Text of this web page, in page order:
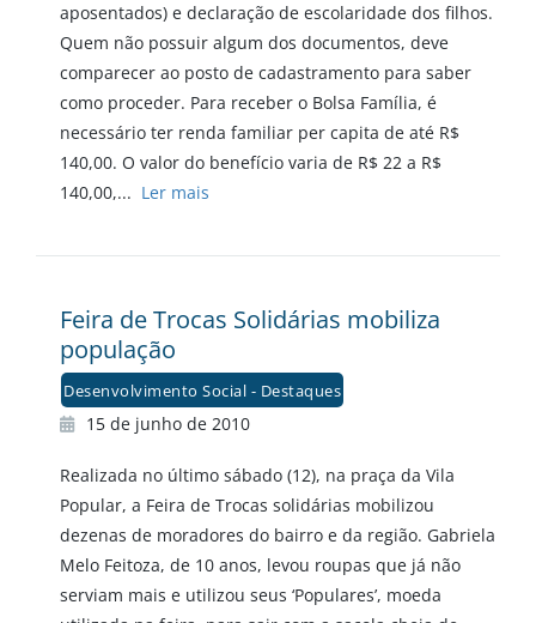
aposentados) e declaração de escolaridade dos filhos.
Quem não possuir algum dos documentos, deve
comparecer ao posto de cadastramento para saber
como proceder. Para receber o Bolsa Família, é
necessário ter renda familiar per capita de até R$
140,00. O valor do benefício varia de R$ 22 a R$
140,00,... Ler mais
Feira de Trocas Solidárias mobiliza
população
Desenvolvimento Social - Destaques
15 de junho de 2010
Realizada no último sábado (12), na praça da Vila
Popular, a Feira de Trocas solidárias mobilizou
dezenas de moradores do bairro e da região. Gabriela
Melo Feitoza, de 10 anos, levou roupas que já não
serviam mais e utilizou seus ‘Populares’, moeda